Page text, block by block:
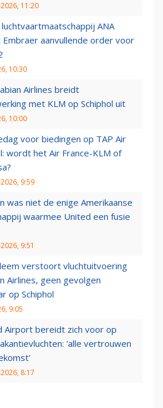
11:20
luchtvaartmaatschappij ANA
aanvullende order voor
10:30
Airlines breidt
met KLM op Schiphol uit
10:00
voor biedingen op TAP Air
wordt het Air France-KLM of
9:59
was niet de enige Amerikaanse
waarmee United een fusie
9:51
verstoort vluchtuitvoering
Airlines, geen gevolgen
op Schiphol
9:05
Airport bereidt zich voor op
'alle vertrouwen
8:17